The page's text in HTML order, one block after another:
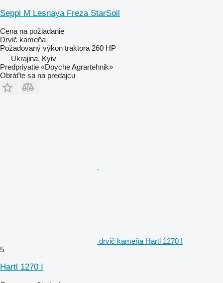
Seppi M Lesnaya Freza StarSoil
Cena na požiadanie
Drvič kameňa
Požadovaný výkon traktora 260 HP
Ukrajina, Kyiv
Predpriyatie «Doyche Agrartehnik»
Obráťte sa na predajcu
drvič kameňa Hartl 1270 I
5
Hartl 1270 I